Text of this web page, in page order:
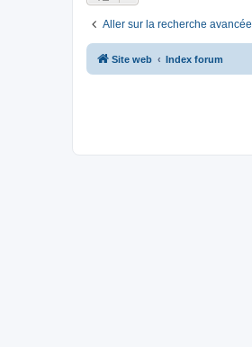
Aller sur la recherche avancée
Site web Index forum